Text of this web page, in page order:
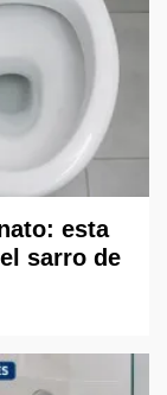
esta
sarro de